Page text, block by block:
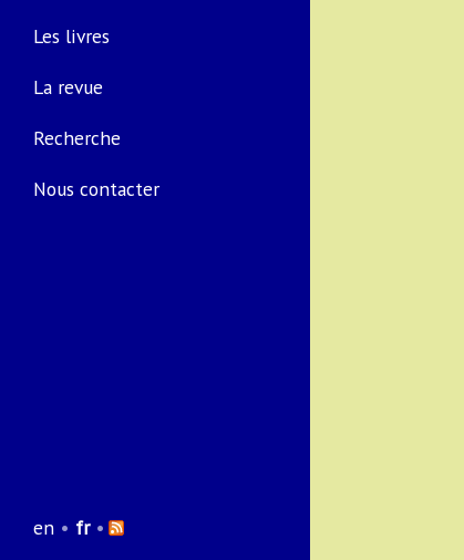
Les livres
La revue
Recherche
Nous contacter
en • fr•